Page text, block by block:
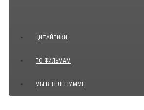
ЦИТАЙЛИКИ
ПО ФИЛЬМАМ
МЫ В ТЕЛЕГРАММЕ